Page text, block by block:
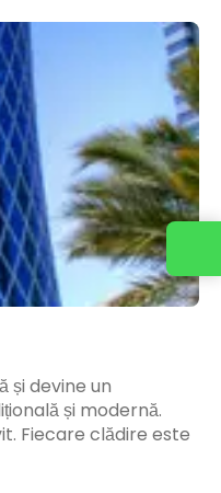
și devine un
și modernă.
Fiecare clădire este